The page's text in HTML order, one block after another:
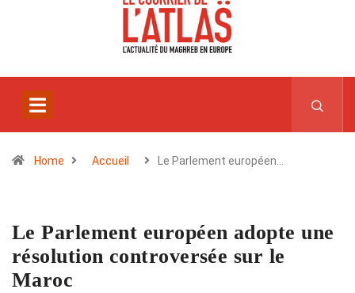
Home Accueil Le Parlement européen…
Le Parlement européen adopte une
résolution controversée sur le
Maroc